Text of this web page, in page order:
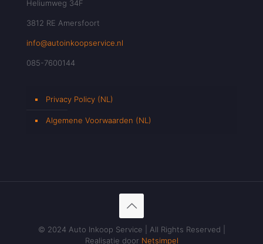
Heliumweg 34F
3812 RE Amersfoort
info@autoinkoopservice.nl
085-7600144
Privacy Policy (NL)
Algemene Voorwaarden (NL)
© 2024 Auto Inkoop Service | All Rights Reserved |
Realisatie door Netsimpel